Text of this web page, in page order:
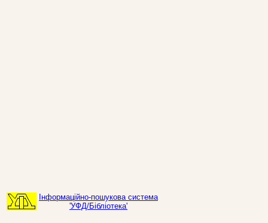
Інформаційно-пошукова система
'УФД/Бібліотека'